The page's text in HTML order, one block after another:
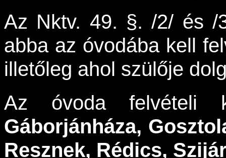
Az Nktv. 49. §. /2/ és /
abba az óvodába kell
illetőleg ahol szülője
Az óvoda felvételi
Gáborjánháza,
Resznek, Rédics,